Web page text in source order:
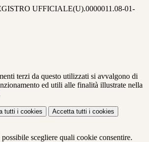
UFFICIALE(U).0000011.08-01-
terzi da questo utilizzati si avvalgono di
ed utili alle finalità illustrate nella
tutti i cookies Accetta tutti i cookies
possibile scegliere quali cookie consentire.